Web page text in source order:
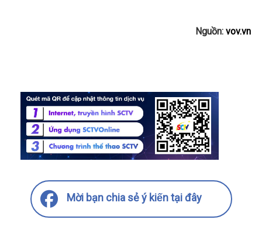
Nguồn: vov.vn
Mời bạn chia sẻ ý kiến tại đây